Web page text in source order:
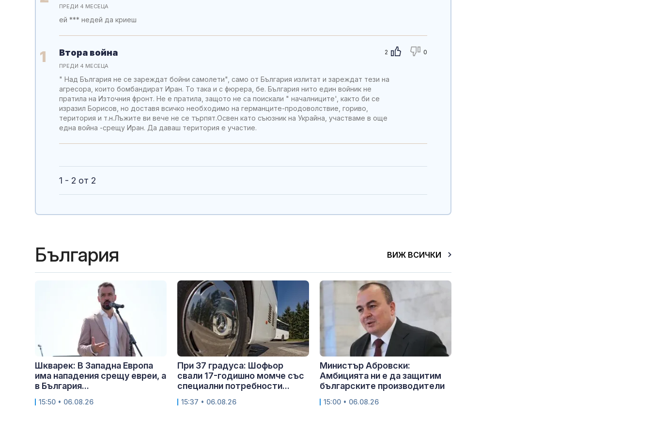
ПРЕДИ 4 МЕСЕЦА
ей *** недей да криеш
1 2 0
Втора война
ПРЕДИ 4 МЕСЕЦА
" Над България не се зареждат бойни самолети", само от България излитат и зареждат тези на
агресора, които бомбандират Иран. То така и с фюрера, бе. България нито един войник не
пратила на Източния фронт. Не е пратила, защото не са поискали " началниците', както би се
изразил Борисов, но доставя всичко необходимо на германците-продоволствие, гориво,
територия и т.н.Лъжите ви вече не се търпят.Освен като съюзник на Украйна, участваме в още
една война -срещу Иран. Да даваш територия е участие.
1 - 2 от 2
България ВИЖ ВСИЧКИ
Шкварек: В Западна Европа
има нападения срещу евреи, а
в България...
15:50 • 06.08.26
При 37 градуса: Шофьор
свали 17-годишно момче със
специални потребности...
15:37 • 06.08.26
Министър Абровски:
Амбицията ни е да защитим
българските производители
15:00 • 06.08.26